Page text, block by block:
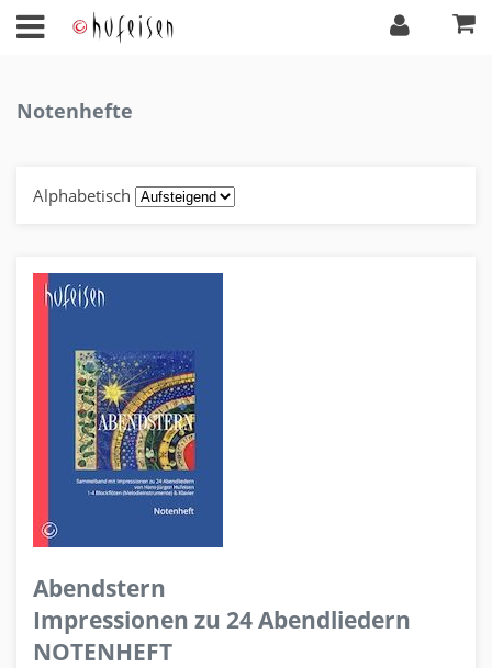
Notenhefte
Alphabetisch
Abendstern
Impressionen zu 24 Abendliedern
NOTENHEFT